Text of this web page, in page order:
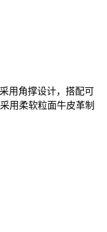
用角撑设计，搭配可
用柔软粒面牛皮革制